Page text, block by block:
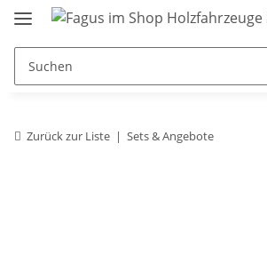
Zurück zur Liste Sets & Angebote